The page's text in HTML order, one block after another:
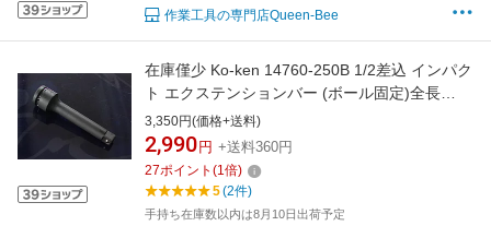
作業工具の専門店Queen-Bee
在庫僅少 Ko-ken 14760-250B 1/2差込 インパク
ト エクステンションバー (ボール固定)全長
250mm コーケン/山下工研
3,350円(価格+送料)
2,990 円 +送料360円
27ポイント (1倍)
5(2件)
手持ち在庫数以内は8月10日出荷予定